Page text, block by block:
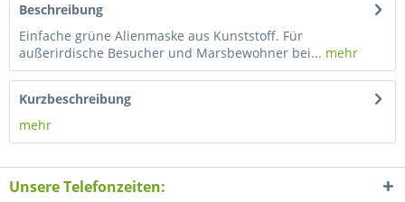
Beschreibung
Einfache grüne Alienmaske aus Kunststoff. Für
außerirdische Besucher und Marsbewohner bei... mehr
Kurzbeschreibung
mehr
Unsere Telefonzeiten: